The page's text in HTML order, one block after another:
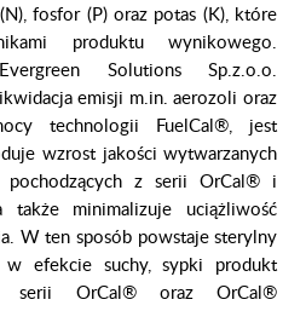
fosfor (P) oraz potas (K), które
produktu wynikowego.
Solutions Sp.z.o.o.
emisji m.in. aerozoli oraz
technologii FuelCal®, jest
wzrost jakości wytwarzanych
pochodzących z serii OrCal® i
minimalizuje uciążliwość
W ten sposób powstaje sterylny
efekcie suchy, sypki produkt
z serii OrCal® oraz OrCal®